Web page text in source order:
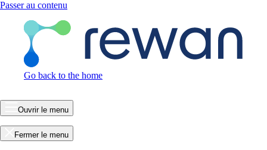
Passer au contenu
Go back to the home
Ouvrir le menu
Fermer le menu